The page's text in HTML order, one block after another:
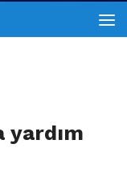
yardım